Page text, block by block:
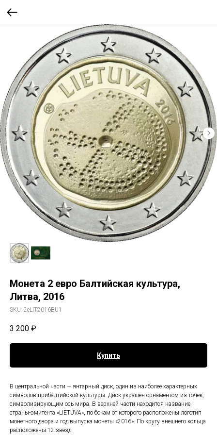
Монета 2 евро Балтийская культура,
Литва, 2016
SKU: 2eLIT2016BU1
3 200 ₽
Купить
В центральной части — янтарный диск, один из наиболее характерных
символов прибалтийской культуры. Диск украшен орнаментом из точек,
символизирующим ось мира. В верхней части находится название
страны-эмитента «LIETUVA», по бокам от которого расположены логотип
монетного двора и год выпуска монеты «2016». По кругу внешнего кольца
расположены 12 звёзд.